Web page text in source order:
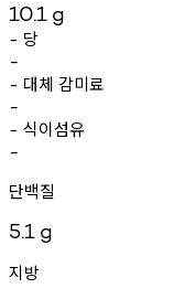
10.1 g
- 당
-
- 대체 감미료
-
- 식이섬유
-
단백질
5.1 g
지방